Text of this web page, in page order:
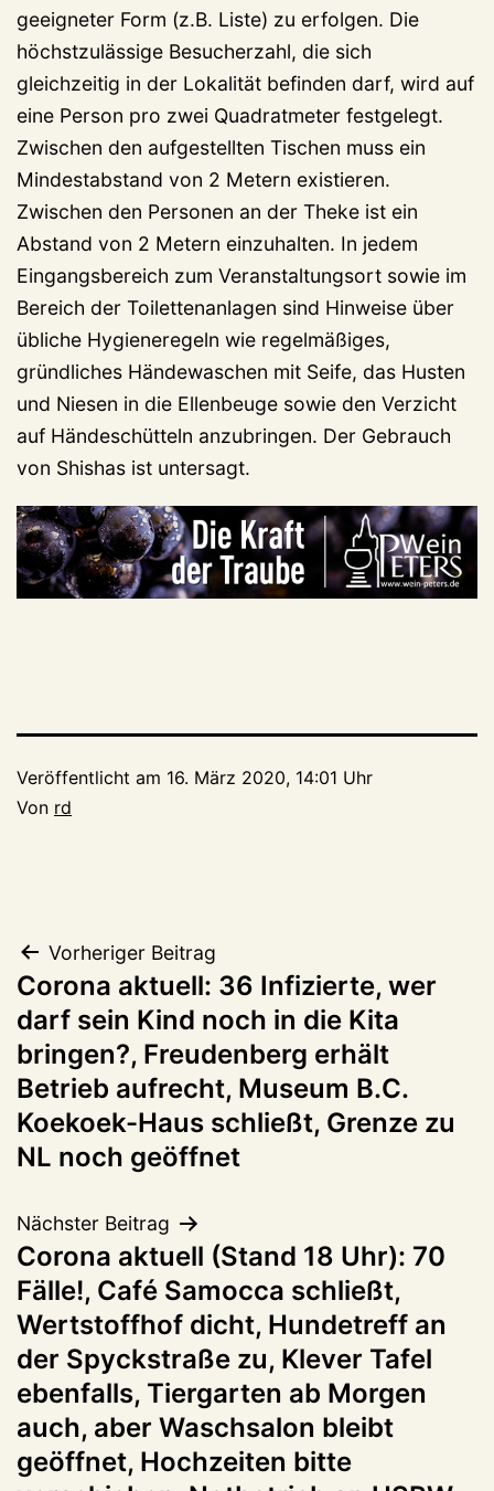
geeigneter Form (z.B. Liste) zu erfolgen. Die
höchstzulässige Besucherzahl, die sich
gleichzeitig in der Lokalität befinden darf, wird auf
eine Person pro zwei Quadratmeter festgelegt.
Zwischen den aufgestellten Tischen muss ein
Mindestabstand von 2 Metern existieren.
Zwischen den Personen an der Theke ist ein
Abstand von 2 Metern einzuhalten. In jedem
Eingangsbereich zum Veranstaltungsort sowie im
Bereich der Toilettenanlagen sind Hinweise über
übliche Hygieneregeln wie regelmäßiges,
gründliches Händewaschen mit Seife, das Husten
und Niesen in die Ellenbeuge sowie den Verzicht
auf Händeschütteln anzubringen. Der Gebrauch
von Shishas ist untersagt.
Veröffentlicht am 16. März 2020, 14:01 Uhr
Von rd
Beitragsnavigation
Vorheriger Beitrag
Corona aktuell: 36 Infizierte, wer
darf sein Kind noch in die Kita
bringen?, Freudenberg erhält
Betrieb aufrecht, Museum B.C.
Koekoek-Haus schließt, Grenze zu
NL noch geöffnet
Nächster Beitrag
Corona aktuell (Stand 18 Uhr): 70
Fälle!, Café Samocca schließt,
Wertstoffhof dicht, Hundetreff an
der Spyckstraße zu, Klever Tafel
ebenfalls, Tiergarten ab Morgen
auch, aber Waschsalon bleibt
geöffnet, Hochzeiten bitte